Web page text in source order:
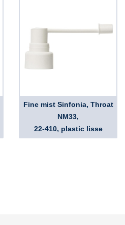
Fine mist Sinfonia, Throat
NM33,
22-410, plastic lisse